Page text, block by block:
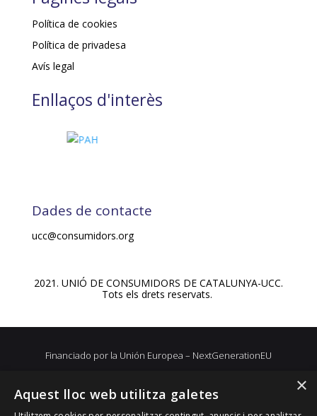
Política de cookies
Política de privadesa
Avís legal
Enllaços d'interès
Dades de contacte
ucc@consumidors.org
2021. UNIÓ DE CONSUMIDORS DE CATALUNYA-UCC.
Tots els drets reservats.
Financiado por la Unión Europea – NextGenerationEU
×
Aquest lloc web utilitza galetes